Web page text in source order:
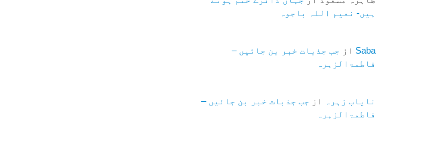
ہیں- نعیم اللہ باجوہ
Saba از جب جذبات خبر بن جائیں –
فاطمۃالزہرہ
نایاب زہرہ از جب جذبات خبر بن جائیں –
فاطمۃالزہرہ